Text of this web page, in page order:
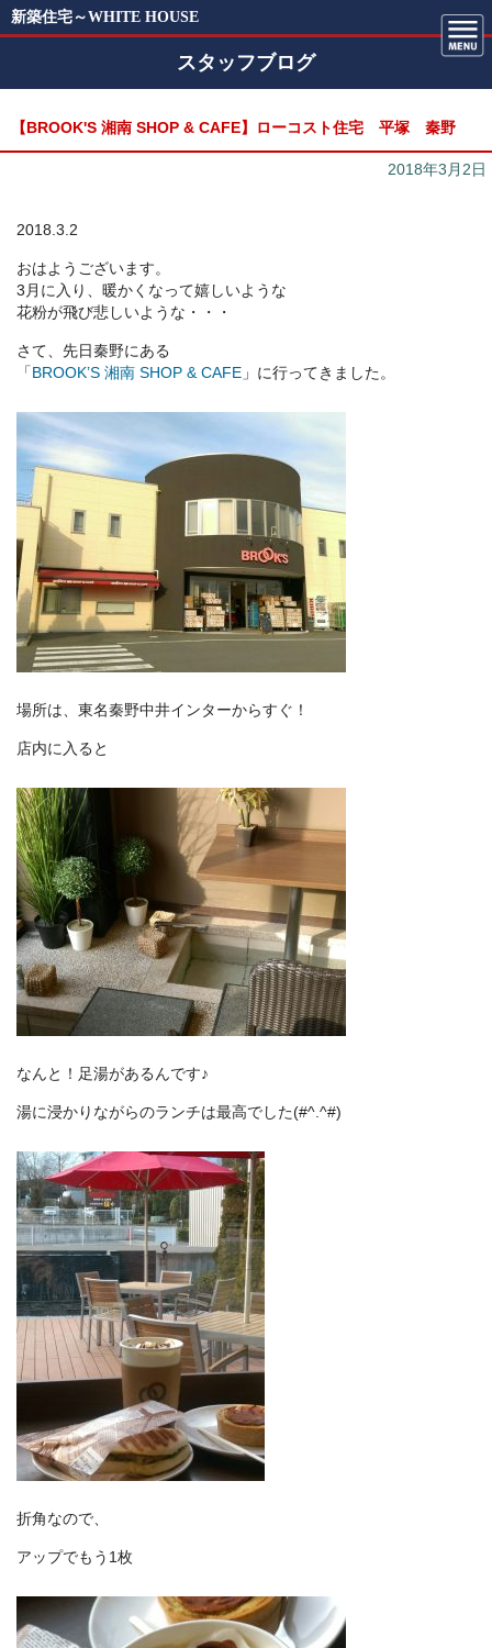
新築住宅～WHITE HOUSE
スタッフブログ
【BROOK'S 湘南 SHOP & CAFE】ローコスト住宅 平塚 秦野
2018年3月2日
2018.3.2
おはようございます。
3月に入り、暖かくなって嬉しいような
花粉が飛び悲しいような・・・
さて、先日秦野にある
「 BROOK’S 湘南 SHOP & CAFE 」に行ってきました。
場所は、東名秦野中井インターからすぐ！
店内に入ると
なんと！足湯があるんです♪
湯に浸かりながらのランチは最高でした(#^.^#)
折角なので、
アップでもう1枚